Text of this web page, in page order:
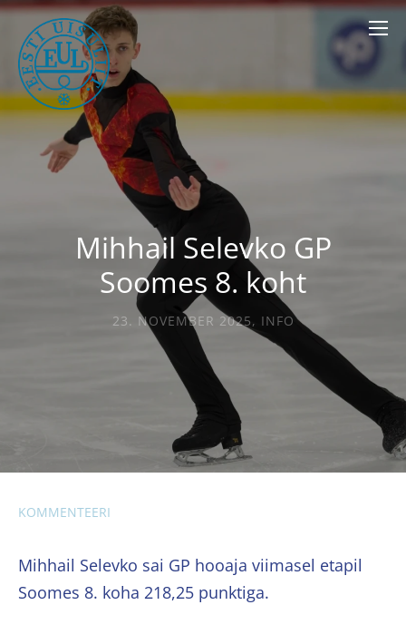
Mihhail Selevko GP
Soomes 8. koht
23. NOVEMBER 2025, INFO
KOMMENTEERI
Mihhail Selevko sai GP hooaja viimasel etapil
Soomes 8. koha 218,25 punktiga.